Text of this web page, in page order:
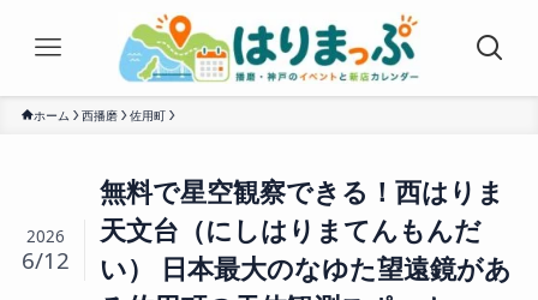
ホーム 西播磨 佐用町
無料で星空観察できる！西はりま
天文台（にしはりまてんもんだ
い） 日本最大のなゆた望遠鏡があ
2026
6/12